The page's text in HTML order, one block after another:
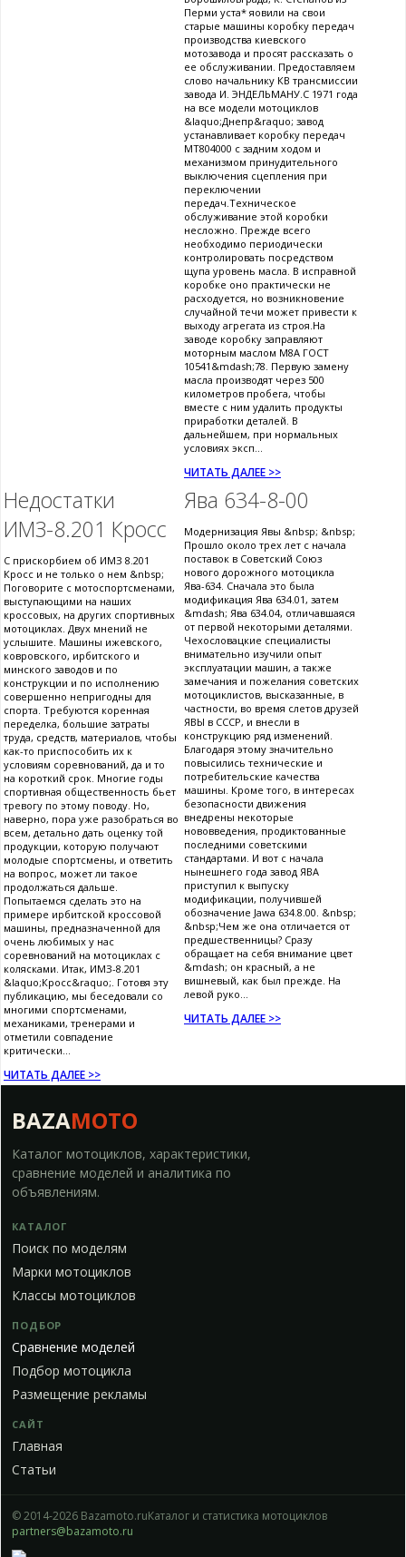
Перми уста* яовили на свои
старые машины коробку передач
производства киевского
мотозавода и просят рассказать о
ее обслуживании. Предоставляем
слово начальнику КВ трансмиссии
завода И. ЭНДЕЛЬМАНУ.С 1971 года
на все модели мотоциклов
&laquo;Днепр&raquo; завод
устанавливает коробку передач
МТ804000 с задним ходом и
механизмом принудительного
выключения сцепления при
переключении
передач.Техническое
обслуживание этой коробки
несложно. Прежде всего
необходимо периодически
контролировать посредством
щупа уровень масла. В исправной
коробке оно практически не
расходуется, но возникновение
случайной течи может привести к
выходу агрегата из строя.На
заводе коробку заправляют
моторным маслом М8А ГОСТ
10541&mdash;78. Первую замену
масла производят через 500
километров пробега, чтобы
вместе с ним удалить продукты
приработки деталей. В
дальнейшем, при нормальных
условиях эксп...
ЧИТАТЬ ДАЛЕЕ >>
Недостатки
ИМЗ-8.201 Кросс
С прискорбием об ИМЗ 8.201
Кросс и не только о нем &nbsp;
Поговорите с мотоспортсменами,
выступающими на наших
кроссовых, на других спортивных
мотоциклах. Двух мнений не
услышите. Машины ижевского,
ковровского, ирбитского и
минского заводов и по
конструкции и по исполнению
совершенно непригодны для
спорта. Требуются коренная
переделка, большие затраты
труда, средств, материалов, чтобы
как-то приспособить их к
условиям соревнований, да и то
на короткий срок. Многие годы
спортивная общественность бьет
тревогу по этому поводу. Но,
наверно, пора уже разобраться во
всем, детально дать оценку той
продукции, которую получают
молодые спортсмены, и ответить
на вопрос, может ли такое
продолжаться дальше.
Попытаемся сделать это на
примере ирбитской кроссовой
машины, предназначенной для
очень любимых у нас
соревнований на мотоциклах с
колясками. Итак, ИМЗ-8.201
&laquo;Кросс&raquo;. Готовя эту
публикацию, мы беседовали со
многими спортсменами,
механиками, тренерами и
отметили совпадение
критически...
ЧИТАТЬ ДАЛЕЕ >>
Ява 634-8-00
Модернизация Явы &nbsp; &nbsp;
Прошло около трех лет с начала
поставок в Советский Союз
нового дорожного мотоцикла
Ява-634. Сначала это была
модификация Ява 634.01, затем
&mdash; Ява 634.04, отличавшаяся
от первой некоторыми деталями.
Чехословацкие специалисты
внимательно изучили опыт
эксплуатации машин, а также
замечания и пожелания советских
мотоциклистов, высказанные, в
частности, во время слетов друзей
ЯВЫ в СССР, и внесли в
конструкцию ряд изменений.
Благодаря этому значительно
повысились технические и
потребительские качества
машины. Кроме того, в интересах
безопасности движения
внедрены некоторые
нововведения, продиктованные
последними советскими
стандартами. И вот с начала
нынешнего года завод ЯВА
приступил к выпуску
модификации, получившей
обозначение Jawa 634.8.00. &nbsp;
&nbsp;Чем же она отличается от
предшественницы? Сразу
обращает на себя внимание цвет
&mdash; он красный, а не
вишневый, как был прежде. На
левой руко...
ЧИТАТЬ ДАЛЕЕ >>
BAZAMOTO
Каталог мотоциклов, характеристики,
сравнение моделей и аналитика по
объявлениям.
КАТАЛОГ
Поиск по моделям
Марки мотоциклов
Классы мотоциклов
ПОДБОР
Сравнение моделей
Подбор мотоцикла
Размещение рекламы
САЙТ
Главная
Статьи
© 2014-2026 Bazamoto.ruКаталог и статистика мотоциклов
partners@bazamoto.ru